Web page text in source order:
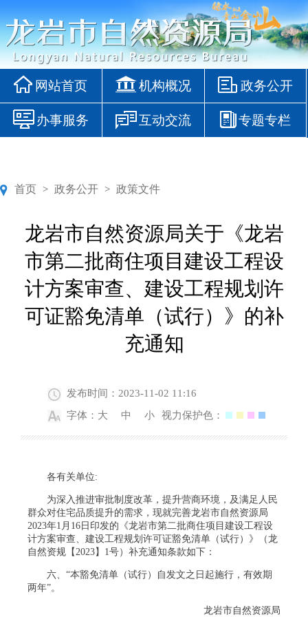
网站首页 机构概况 政务公开
办事服务 互动交流 专题专栏
首页 > 政务公开 > 政策文件
龙岩市自然资源局关于《龙岩
市第二批商住项目建设工程设
计方案审查、建设工程规划许
可证豁免清单（试行）》的补
充通知
发布时间：2023-11-02 11:16
字体： 大 中 小 视力保护色：
各有关单位:
为深入推进审批制度改革，提升营商环境，及满足人民
群众对住宅品质提升的需求，现就完善龙岩市自然资源局
2023年1月16日印发的《龙岩市第二批商住项目建设工程设
计方案审查、建设工程规划许可证豁免清单（试行）》（龙
自然资规【2023】1号）补充通知条款如下：
六、“本豁免清单（试行）自发文之日起施行，有效期
两年”。
龙岩市自然资源局